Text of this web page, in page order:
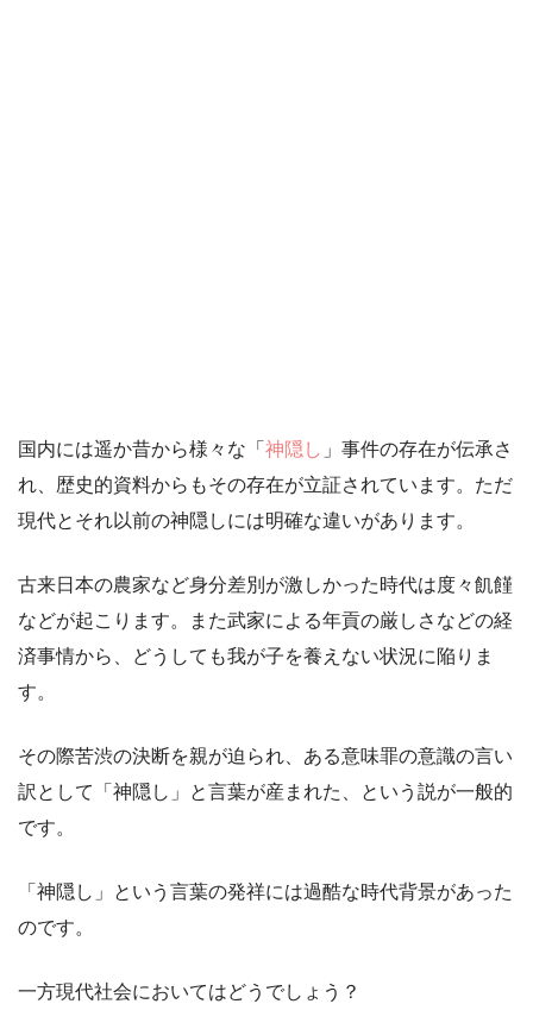
国内には遥か昔から様々な「 神隠し 」事件の存在が伝承さ
れ、歴史的資料からもその存在が立証されています。ただ
現代とそれ以前の神隠しには明確な違いがあります。
古来日本の農家など身分差別が激しかった時代は度々飢饉
などが起こります。また武家による年貢の厳しさなどの経
済事情から、どうしても我が子を養えない状況に陥りま
す。
その際苦渋の決断を親が迫られ、ある意味罪の意識の言い
訳として「神隠し」と言葉が産まれた、という説が一般的
です。
「神隠し」という言葉の発祥には過酷な時代背景があった
のです。
一方現代社会においてはどうでしょう？